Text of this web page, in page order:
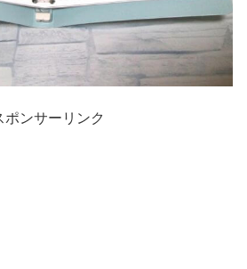
ポンサーリンク